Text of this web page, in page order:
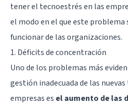
tener el tecnoestrés en las
el modo en el que este problema
funcionar de las organizaciones.
1. Déficits de concentración
Uno de los problemas más
gestión inadecuada de las
empresas es el aumento de las